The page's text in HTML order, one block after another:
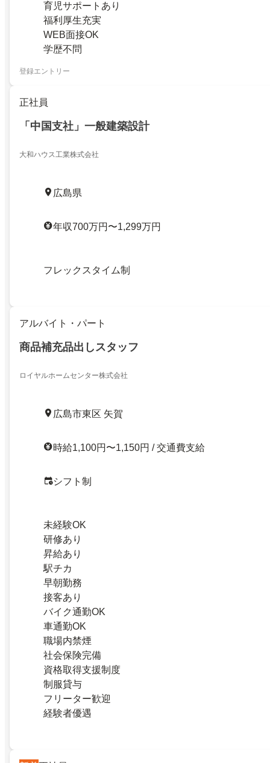
育児サポートあり
福利厚生充実
WEB面接OK
学歴不問
登録エントリー
正社員
「中国支社」一般建築設計
大和ハウス工業株式会社
広島県
年収700万円〜1,299万円
フレックスタイム制
アルバイト・パート
商品補充品出しスタッフ
ロイヤルホームセンター株式会社
広島市東区 矢賀
時給1,100円〜1,150円 / 交通費支給
シフト制
未経験OK
研修あり
昇給あり
駅チカ
早朝勤務
接客あり
バイク通勤OK
車通勤OK
職場内禁煙
社会保険完備
資格取得支援制度
制服貸与
フリーター歓迎
経験者優遇